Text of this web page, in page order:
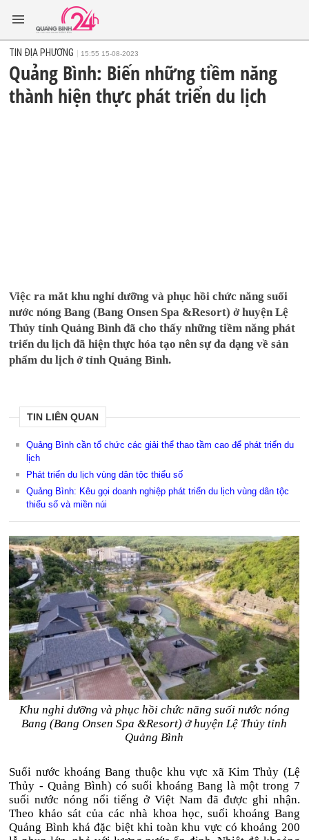
TIN ĐỊA PHƯƠNG 15:55 15-08-2023
Quảng Bình: Biến những tiềm năng
thành hiện thực phát triển du lịch
Việc ra mắt khu nghỉ dưỡng và phục hồi chức năng suối
nước nóng Bang (Bang Onsen Spa &Resort) ở huyện Lệ
Thủy tỉnh Quảng Bình đã cho thấy những tiềm năng phát
triển du lịch đã hiện thực hóa tạo nên sự đa dạng về sản
phẩm du lịch ở tỉnh Quảng Bình.
TIN LIÊN QUAN
Quảng Bình cần tổ chức các giải thể thao tầm cao để phát triển du
lịch
Phát triển du lịch vùng dân tộc thiểu số
Quảng Bình: Kêu gọi doanh nghiệp phát triển du lịch vùng dân tộc
thiểu số và miền núi
Khu nghỉ dưỡng và phục hồi chức năng suối nước nóng
Bang (Bang Onsen Spa &Resort) ở huyện Lệ Thủy tỉnh
Quảng Bình
Suối nước khoáng Bang thuộc khu vực xã Kim Thủy (Lệ
Thủy - Quảng Bình) có suối khoáng Bang là một trong 7
suối nước nóng nổi tiếng ở Việt Nam đã được ghi nhận.
Theo khảo sát của các nhà khoa học, suối khoáng Bang
Quảng Bình khá đặc biệt khi toàn khu vực có khoảng 200